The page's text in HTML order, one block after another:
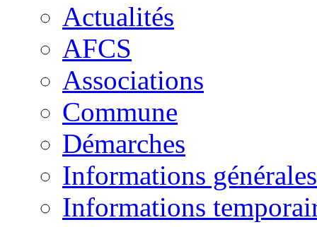
Actualités
AFCS
Associations
Commune
Démarches
Informations générales
Informations